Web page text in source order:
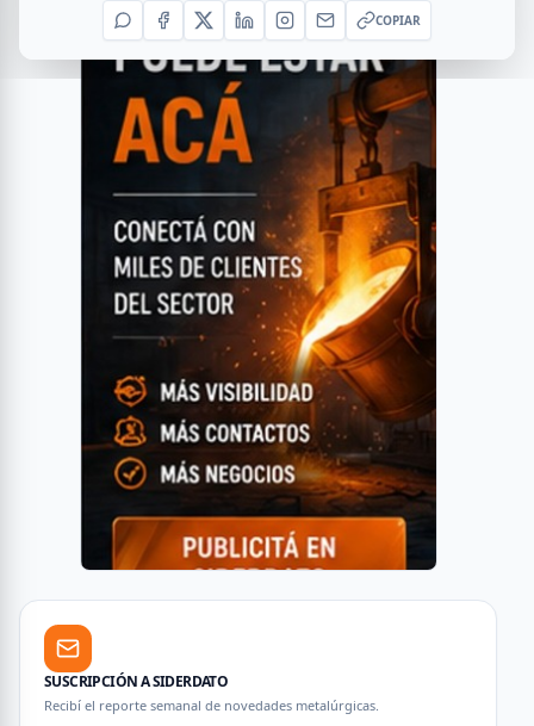
SUSCRIPCIÓN A SIDERDATO
Recibí el reporte semanal de novedades metalúrgicas.
COPIAR